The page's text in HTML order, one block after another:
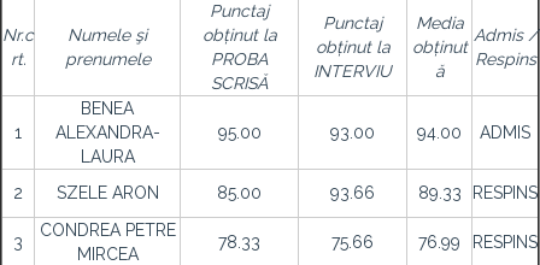
Nr.c
rt.
Numele şi
prenumele
Punctaj
obținut la
PROBA
SCRISĂ
Punctaj
obținut la
INTERVIU
Media
obținut
ă
Admis /
Respins
1
BENEA
ALEXANDRA-
LAURA
95.00 93.00 94.00 ADMIS
2 SZELE ARON 85.00 93.66 89.33 RESPINS
3
CONDREA PETRE
MIRCEA
78.33 75.66 76.99 RESPINS